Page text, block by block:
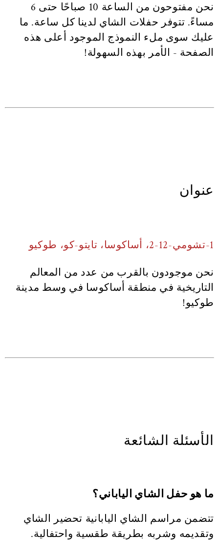
نحن مفتوحون من الساعة 10 صباحًا حتى 6
مساءً. تتوفر حفلات الشاي لدينا كل ساعة. ما
عليك سوى ملء النموذج الموجود أعلى هذه
الصفحة - الأمر بهذه السهولة!
عنوان
1-تشومي-12-2، أساكوسا، تايتو-كو، طوكيو
نحن موجودون بالقرب من عدد من المعالم
التاريخية في منطقة أساكوسا في وسط مدينة
طوكيو!
الأسئلة الشائعة
ما هو حفل الشاي الياباني؟
تتضمن مراسم الشاي اليابانية تحضير الشاي
وتقديمه وشربه بطريقة طقسية واحتفالية.